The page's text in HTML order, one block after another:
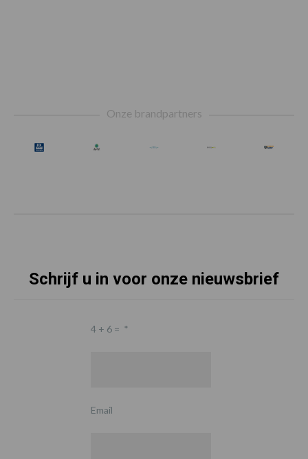
Onze brandpartners
Schrijf u in voor onze nieuwsbrief
4 + 6 = *
Email